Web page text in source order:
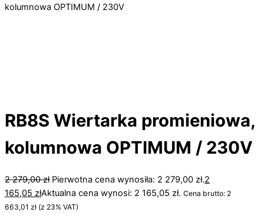
kolumnowa OPTIMUM / 230V
RB8S Wiertarka promieniowa,
kolumnowa OPTIMUM / 230V
2 279,00zł Pierwotna cena wynosiła: 2 279,00 zł.2
165,05 złAktualna cena wynosi: 2 165,05 zł. Cena brutto: 2
663,01 zł (z 23% VAT)